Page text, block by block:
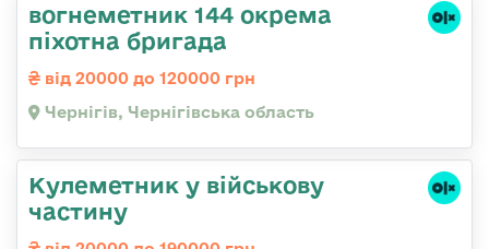
вогнеметник 144 окрема
піхотна бригада
від 20000 до 120000 грн
Чернігів, Чернігівська область
Кулеметник у військову
частину